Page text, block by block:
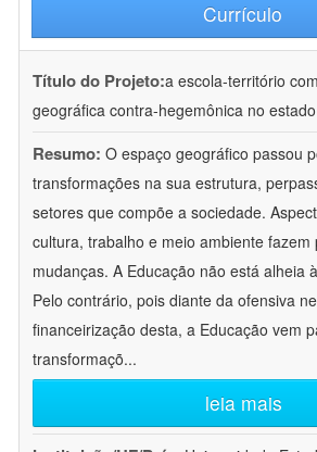
Currículo
Título do Projeto:a escola-território
geográfica contra-hegemônica no
Resumo: O espaço geográfico passou
transformações na sua estrutura,
setores que compõe a sociedade.
cultura, trabalho e meio ambiente fazem
mudanças. A Educação não está alheia
Pelo contrário, pois diante da ofensiva
financeirização desta, a Educação vem
transformaçõ...
leia mais